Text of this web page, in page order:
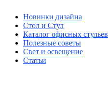
Новинки дизайна
Стол и Стул
Каталог офисных стульев
Полезные советы
Свет и освещение
Статьи